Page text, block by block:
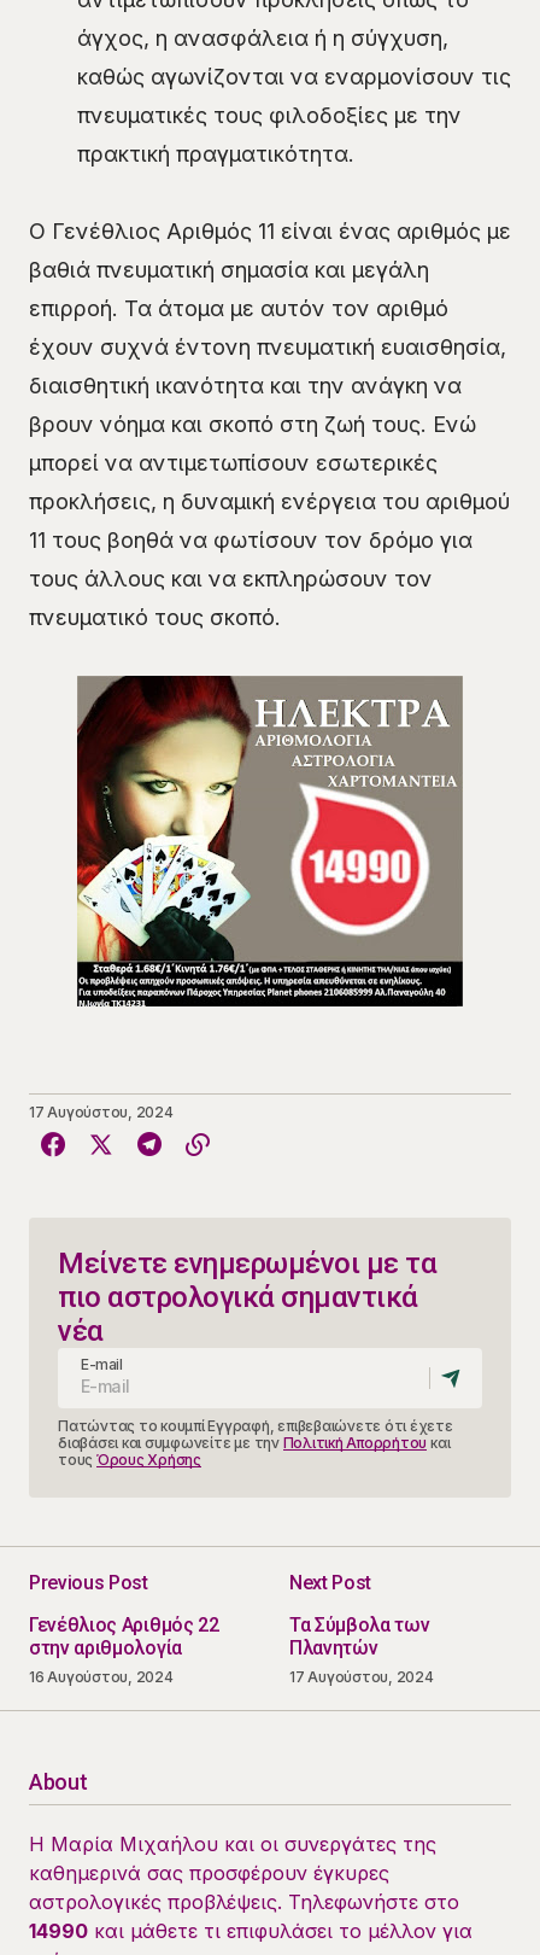
άγχος, η ανασφάλεια ή η σύγχυση,
καθώς αγωνίζονται να εναρμονίσουν τις
πνευματικές τους φιλοδοξίες με την
πρακτική πραγματικότητα.
Ο Γενέθλιος Αριθμός 11 είναι ένας αριθμός με
βαθιά πνευματική σημασία και μεγάλη
επιρροή. Τα άτομα με αυτόν τον αριθμό
έχουν συχνά έντονη πνευματική ευαισθησία,
διαισθητική ικανότητα και την ανάγκη να
βρουν νόημα και σκοπό στη ζωή τους. Ενώ
μπορεί να αντιμετωπίσουν εσωτερικές
προκλήσεις, η δυναμική ενέργεια του αριθμού
11 τους βοηθά να φωτίσουν τον δρόμο για
τους άλλους και να εκπληρώσουν τον
πνευματικό τους σκοπό.
17 Αυγούστου, 2024
Μείνετε ενημερωμένοι με τα
πιο αστρολογικά σημαντικά
νέα
E-mail
Πατώντας το κουμπί Εγγραφή, επιβεβαιώνετε ότι έχετε
διαβάσει και συμφωνείτε με την Πολιτική Απορρήτου και
τους Όρους Χρήσης
Previous Post
Γενέθλιος Αριθμός 22
στην αριθμολογία
16 Αυγούστου, 2024
Next Post
Τα Σύμβολα των
Πλανητών
17 Αυγούστου, 2024
About
Η Μαρία Μιχαήλου και οι συνεργάτες της
καθημερινά σας προσφέρουν έγκυρες
αστρολογικές προβλέψεις. Τηλεφωνήστε στο
14990 και μάθετε τι επιφυλάσει το μέλλον για